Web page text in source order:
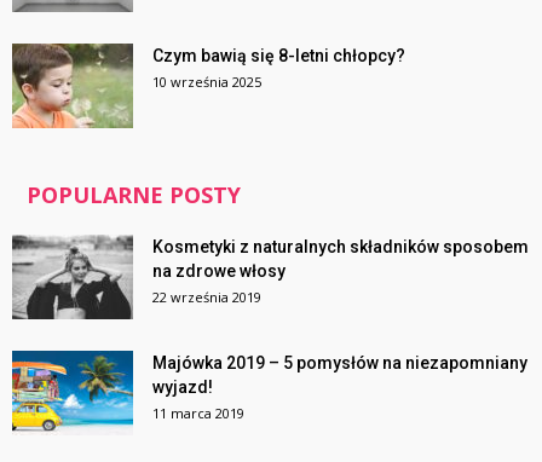
Czym bawią się 8-letni chłopcy?
10 września 2025
POPULARNE POSTY
Kosmetyki z naturalnych składników sposobem
na zdrowe włosy
22 września 2019
Majówka 2019 – 5 pomysłów na niezapomniany
wyjazd!
11 marca 2019